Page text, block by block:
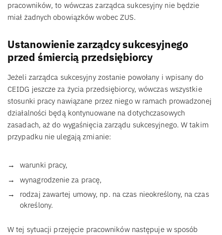
pracowników, to wówczas zarządca sukcesyjny nie będzie
miał żadnych obowiązków wobec ZUS.
Ustanowienie zarządcy sukcesyjnego
przed śmiercią przedsiębiorcy
Jeżeli zarządca sukcesyjny zostanie powołany i wpisany do
CEIDG jeszcze za życia przedsiębiorcy, wówczas wszystkie
stosunki pracy nawiązane przez niego w ramach prowadzonej
działalności będą kontynuowane na dotychczasowych
zasadach, aż do wygaśnięcia zarządu sukcesyjnego. W takim
przypadku nie ulegają zmianie:
warunki pracy,
wynagrodzenie za pracę,
rodzaj zawartej umowy, np. na czas nieokreślony, na czas
określony.
W tej sytuacji przejęcie pracowników następuje w sposób